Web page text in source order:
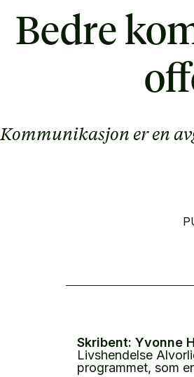
Bedre
Kommunikasjon er en
Skribent: Yvonne
Livshendelse
programmet, som